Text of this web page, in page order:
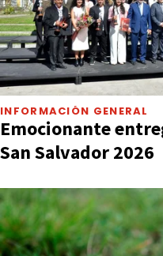
INFORMACIÓN GENERAL
Emocionante
San Salvador 2026